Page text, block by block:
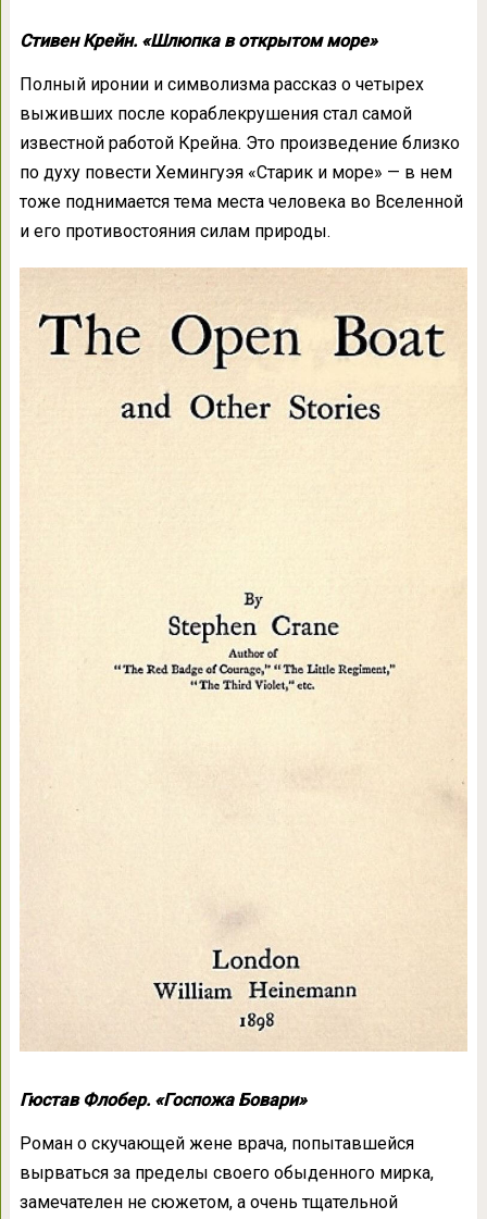
Стивен Крейн. «Шлюпка в открытом море»
Полный иронии и символизма рассказ о четырех
выживших после кораблекрушения стал самой
известной работой Крейна. Это произведение близко
по духу повести Хемингуэя «Старик и море» — в нем
тоже поднимается тема места человека во Вселенной
и его противостояния силам природы.
Гюстав Флобер. «Госпожа Бовари»
Роман о скучающей жене врача, попытавшейся
вырваться за пределы своего обыденного мирка,
замечателен не сюжетом, а очень тщательной